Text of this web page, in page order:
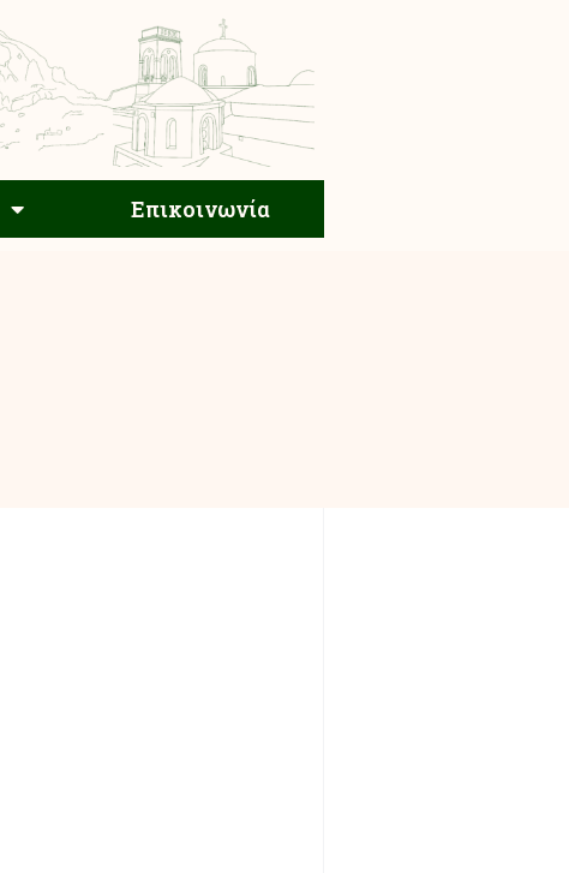
Επικοινωνία
Ζωή Επικοινωνία